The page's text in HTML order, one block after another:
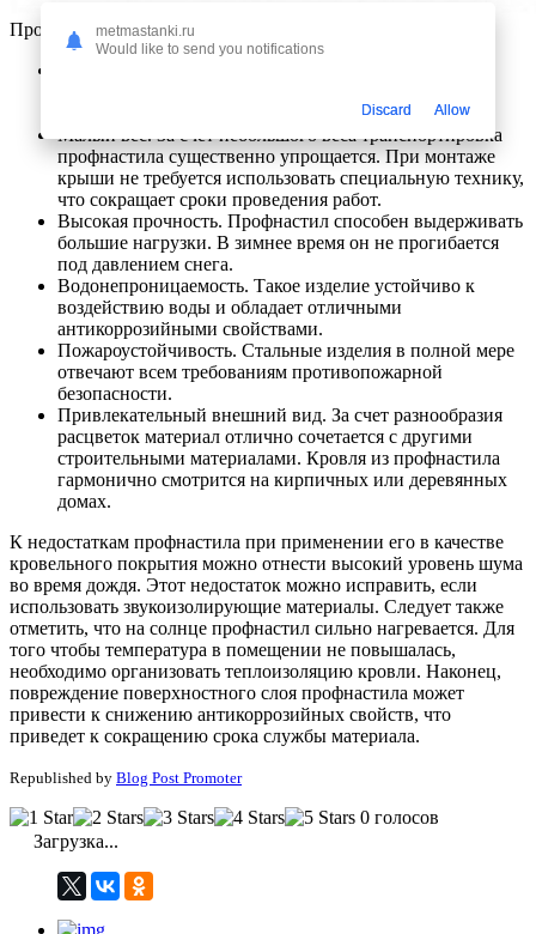
Профнастил обладает многочисленными достоинствами:
возведения ограждений и покрытия крыши.
Малый вес. За счет небольшого веса транспортировка
профнастила существенно упрощается. При монтаже
крыши не требуется использовать специальную технику,
что сокращает сроки проведения работ.
Высокая прочность. Профнастил способен выдерживать
большие нагрузки. В зимнее время он не прогибается
под давлением снега.
Водонепроницаемость. Такое изделие устойчиво к
воздействию воды и обладает отличными
антикоррозийными свойствами.
Пожароустойчивость. Стальные изделия в полной мере
отвечают всем требованиям противопожарной
безопасности.
Привлекательный внешний вид. За счет разнообразия
расцветок материал отлично сочетается с другими
строительными материалами. Кровля из профнастила
гармонично смотрится на кирпичных или деревянных
домах.
К недостаткам профнастила при применении его в качестве
кровельного покрытия можно отнести высокий уровень шума
во время дождя. Этот недостаток можно исправить, если
использовать звукоизолирующие материалы. Следует также
отметить, что на солнце профнастил сильно нагревается. Для
того чтобы температура в помещении не повышалась,
необходимо организовать теплоизоляцию кровли. Наконец,
повреждение поверхностного слоя профнастила может
привести к снижению антикоррозийных свойств, что
приведет к сокращению срока службы материала.
Republished by Blog Post Promoter
0 голосов
Загрузка...
metmastanki.ru
Would like to send you notifications
Discard Allow